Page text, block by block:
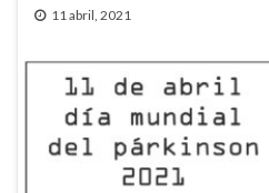
11 abril, 2021